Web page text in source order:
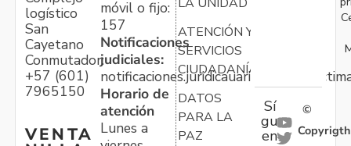
logístico
San
Cayetano
Conmutador:
+57 (601)
7965150
VENTA
móvil o fijo:
157
Notificaciones
judiciales:
Horario de
atención
Lunes a
ATENCIÓN Y
SERVICIOS
CIUDADANÍA
DATOS
PARA LA
PAZ
Sí
gu
en
©
Copyrigth